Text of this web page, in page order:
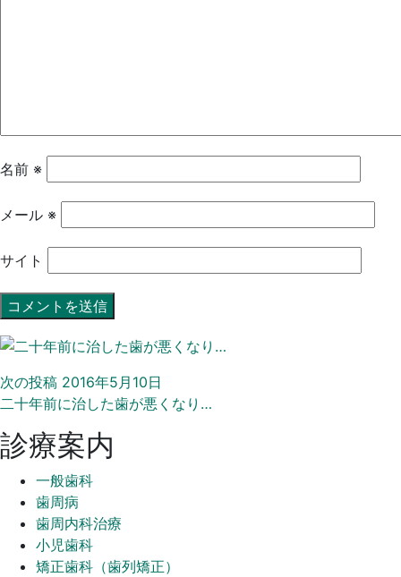
名前 ※
メール ※
サイト
次の投稿 2016年5月10日
二十年前に治した歯が悪くなり…
診療案内
一般歯科
歯周病
歯周内科治療
小児歯科
矯正歯科（歯列矯正）